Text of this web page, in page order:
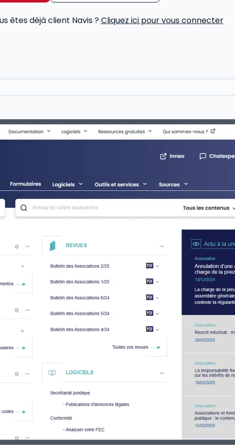
êtes déjà client Navis ?Cliquez ici pour vous connecter